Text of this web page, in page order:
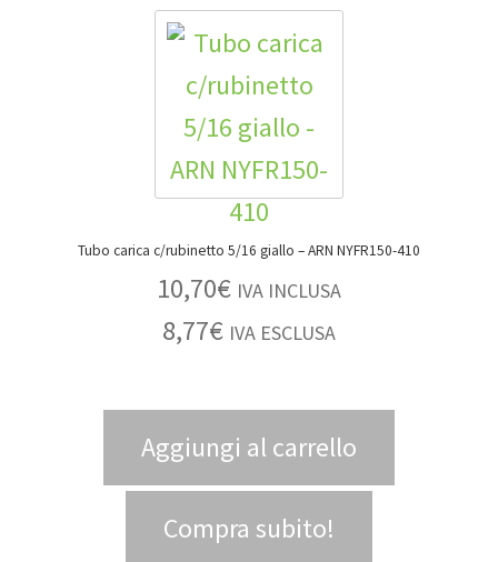
Tubo carica c/rubinetto 5/16 giallo – ARN NYFR150-410
10,70€ IVA INCLUSA
8,77€ IVA ESCLUSA
Aggiungi al carrello
Compra subito!